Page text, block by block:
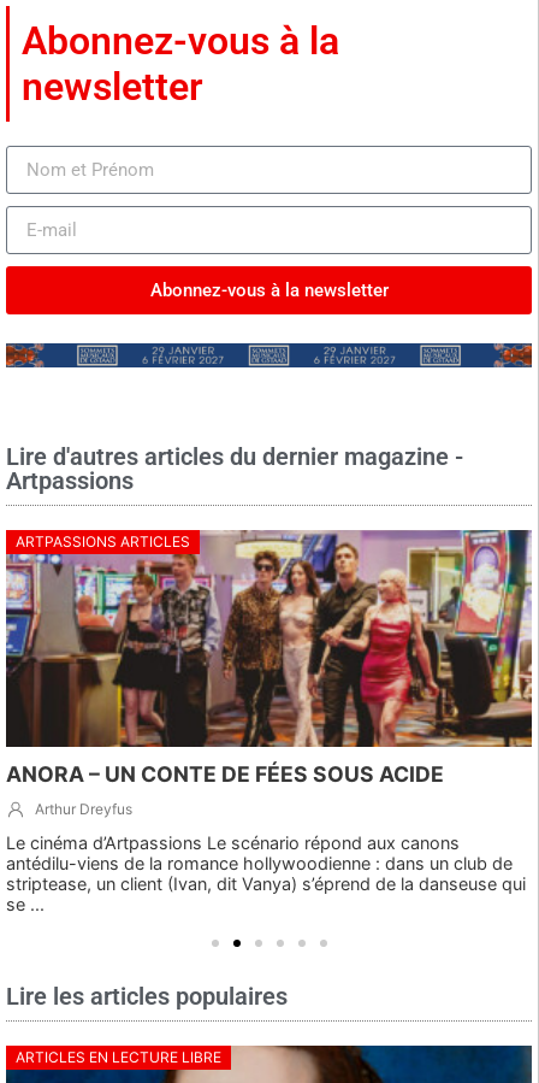
Abonnez-vous à la
newsletter
Abonnez-vous à la newsletter
Lire d'autres articles du dernier magazine -
Artpassions
ARTPASSIONS ARTICLES
ANORA – UN CONTE DE FÉES SOUS ACIDE
Arthur Dreyfus
Le cinéma d’Artpassions Le scénario répond aux canons
antédilu-viens de la romance hollywoodienne : dans un club de
striptease, un client (Ivan, dit Vanya) s’éprend de la danseuse qui
se ...
Lire les articles populaires
ARTICLES EN LECTURE LIBRE